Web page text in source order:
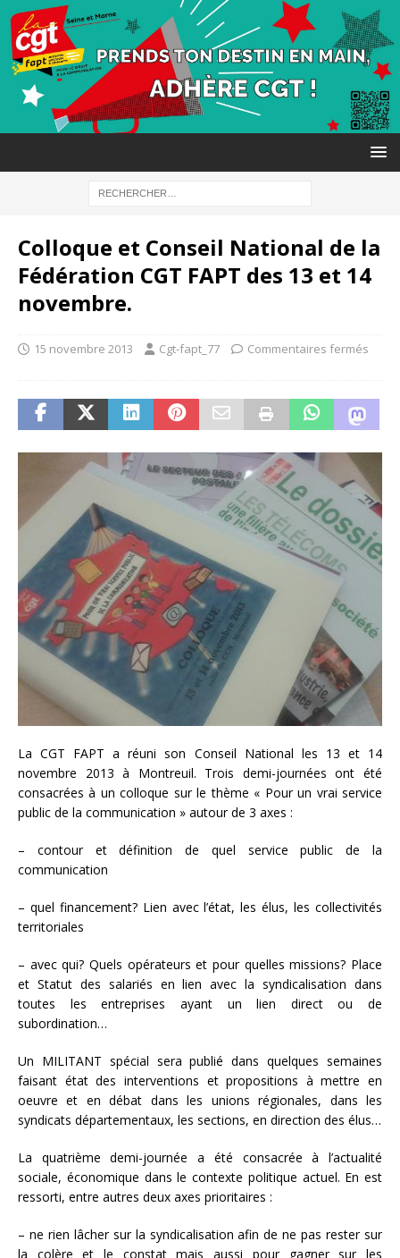
Colloque et Conseil National de la
Fédération CGT FAPT des 13 et 14
novembre.
15 novembre 2013 Cgt-fapt_77 Commentaires fermés
La CGT FAPT a réuni son Conseil National les 13 et 14
novembre 2013 à Montreuil. Trois demi-journées ont été
consacrées à un colloque sur le thème « Pour un vrai service
public de la communication » autour de 3 axes :
– contour et définition de quel service public de la
communication
– quel financement? Lien avec l’état, les élus, les collectivités
territoriales
– avec qui? Quels opérateurs et pour quelles missions? Place
et Statut des salariés en lien avec la syndicalisation dans
toutes les entreprises ayant un lien direct ou de
subordination…
Un MILITANT spécial sera publié dans quelques semaines
faisant état des interventions et propositions à mettre en
oeuvre et en débat dans les unions régionales, dans les
syndicats départementaux, les sections, en direction des élus…
La quatrième demi-journée a été consacrée à l’actualité
sociale, économique dans le contexte politique actuel. En est
ressorti, entre autres deux axes prioritaires :
– ne rien lâcher sur la syndicalisation afin de ne pas rester sur
la colère et le constat mais aussi pour gagner sur les